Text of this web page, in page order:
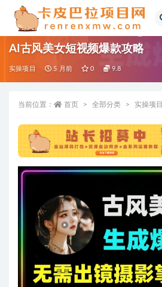
AI古风美女短视频爆款攻略
实操项目 5 月前 0 9.8
当前位置： 首页 全部分类 实操项目
全部